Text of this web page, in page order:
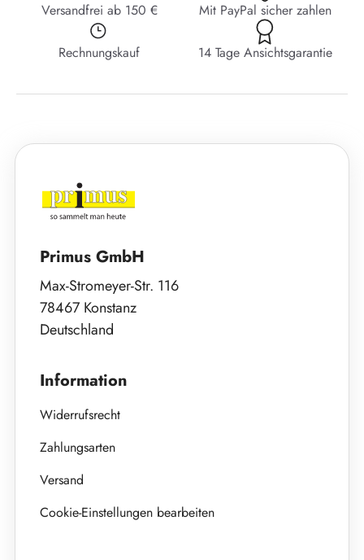
Versandfrei ab 150 € Mit PayPal sicher zahlen
Rechnungskauf 14 Tage Ansichtsgarantie
Primus GmbH
Max-Stromeyer-Str. 116
78467 Konstanz
Deutschland
Information
Widerrufsrecht
Zahlungsarten
Versand
Cookie-Einstellungen bearbeiten